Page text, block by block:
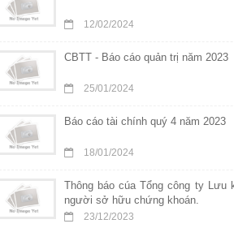
12/02/2024
CBTT - Báo cáo quản trị năm 2023
25/01/2024
Báo cáo tài chính quý 4 năm 2023
18/01/2024
Thông báo cúa Tổng công ty
người sở hữu chứng khoán.
23/12/2023